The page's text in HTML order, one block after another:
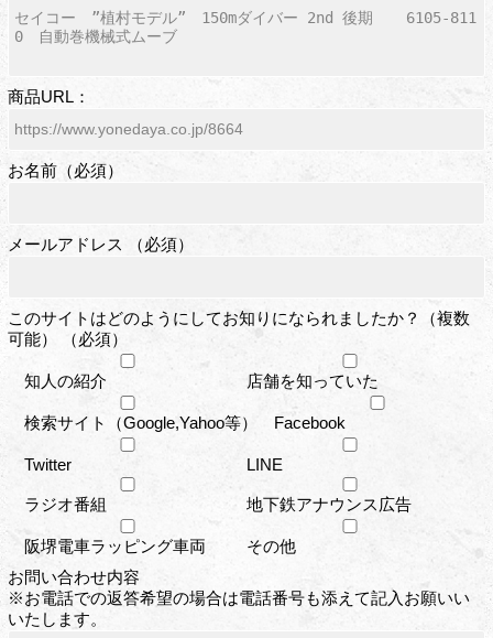
商品URL：
お名前（必須）
メールアドレス （必須）
このサイトはどのようにしてお知りになられましたか？（複数
可能） （必須）
知人の紹介 店舗を知っていた
検索サイト（Google,Yahoo等） Facebook
Twitter LINE
ラジオ番組 地下鉄アナウンス広告
阪堺電車ラッピング車両
その他
お問い合わせ内容
※お電話での返答希望の場合は電話番号も添えて記入お願いい
いたします。